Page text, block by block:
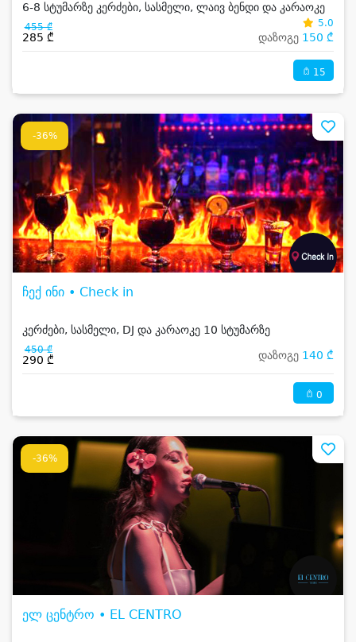
6-8 სტუმარზე კერძები, სასმელი, ლაივ ბენდი და კარაოკე
455 ₾
285 ₾
5.0
დაზოგე 150 ₾
15
-36%
ჩექ ინი • Check in
კერძები, სასმელი, DJ და კარაოკე 10 სტუმარზე
450 ₾
290 ₾ დაზოგე 140 ₾
0
-36%
ელ ცენტრო • EL CENTRO